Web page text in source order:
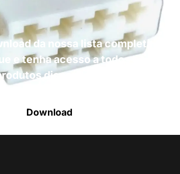
da nossa lista completa
e tenha acesso a todos os
disponíveis
Download